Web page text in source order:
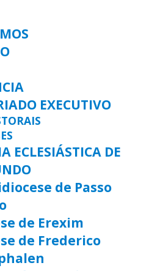
EXECUTIVO
ECLESIÁSTICA DE
de Passo
de Erexim
de Frederico